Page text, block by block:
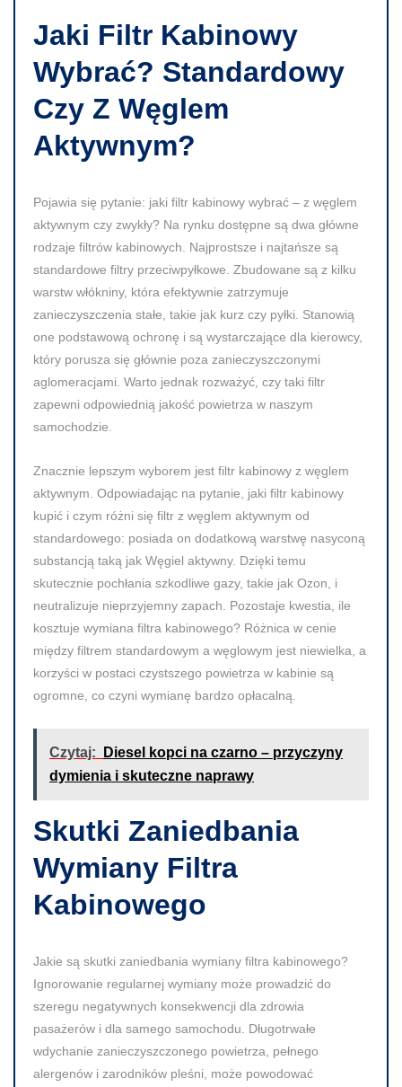
Jaki Filtr Kabinowy
Wybrać? Standardowy
Czy Z Węglem
Aktywnym?
Pojawia się pytanie: jaki filtr kabinowy wybrać – z węglem
aktywnym czy zwykły? Na rynku dostępne są dwa główne
rodzaje filtrów kabinowych. Najprostsze i najtańsze są
standardowe filtry przeciwpyłkowe. Zbudowane są z kilku
warstw włókniny, która efektywnie zatrzymuje
zanieczyszczenia stałe, takie jak kurz czy pyłki. Stanowią
one podstawową ochronę i są wystarczające dla kierowcy,
który porusza się głównie poza zanieczyszczonymi
aglomeracjami. Warto jednak rozważyć, czy taki filtr
zapewni odpowiednią jakość powietrza w naszym
samochodzie.
Znacznie lepszym wyborem jest filtr kabinowy z węglem
aktywnym. Odpowiadając na pytanie, jaki filtr kabinowy
kupić i czym różni się filtr z węglem aktywnym od
standardowego: posiada on dodatkową warstwę nasyconą
substancją taką jak Węgiel aktywny. Dzięki temu
skutecznie pochłania szkodliwe gazy, takie jak Ozon, i
neutralizuje nieprzyjemny zapach. Pozostaje kwestia, ile
kosztuje wymiana filtra kabinowego? Różnica w cenie
między filtrem standardowym a węglowym jest niewielka, a
korzyści w postaci czystszego powietrza w kabinie są
ogromne, co czyni wymianę bardzo opłacalną.
Czytaj:
Diesel kopci na czarno – przyczyny
dymienia i skuteczne naprawy
Skutki Zaniedbania
Wymiany Filtra
Kabinowego
Jakie są skutki zaniedbania wymiany filtra kabinowego?
Ignorowanie regularnej wymiany może prowadzić do
szeregu negatywnych konsekwencji dla zdrowia
pasażerów i dla samego samochodu. Długotrwałe
wdychanie zanieczyszczonego powietrza, pełnego
alergenów i zarodników pleśni, może powodować